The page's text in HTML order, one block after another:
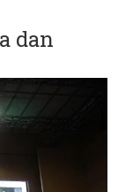
dan